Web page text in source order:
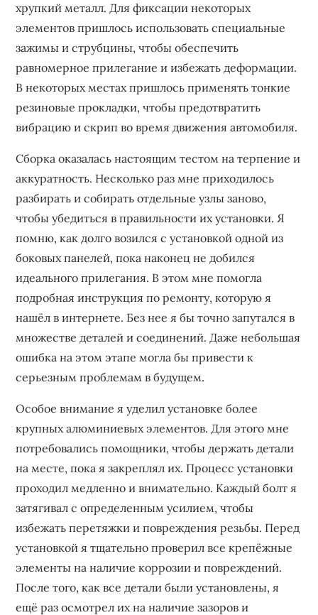
хрупкий металл. Для фиксации некоторых
элементов пришлось использовать специальные
зажимы и струбцины, чтобы обеспечить
равномерное прилегание и избежать деформации.
В некоторых местах пришлось применять тонкие
резиновые прокладки, чтобы предотвратить
вибрацию и скрип во время движения автомобиля.
Сборка оказалась настоящим тестом на терпение и
аккуратность. Несколько раз мне приходилось
разбирать и собирать отдельные узлы заново,
чтобы убедиться в правильности их установки. Я
помню, как долго возился с установкой одной из
боковых панелей, пока наконец не добился
идеального прилегания. В этом мне помогла
подробная инструкция по ремонту, которую я
нашёл в интернете. Без нее я бы точно запутался в
множестве деталей и соединений. Даже небольшая
ошибка на этом этапе могла бы привести к
серьезным проблемам в будущем.
Особое внимание я уделил установке более
крупных алюминиевых элементов. Для этого мне
потребовались помощники, чтобы держать детали
на месте, пока я закреплял их. Процесс установки
проходил медленно и внимательно. Каждый болт я
затягивал с определенным усилием, чтобы
избежать перетяжки и повреждения резьбы. Перед
установкой я тщательно проверил все крепёжные
элементы на наличие коррозии и повреждений.
После того, как все детали были установлены, я
ещё раз осмотрел их на наличие зазоров и